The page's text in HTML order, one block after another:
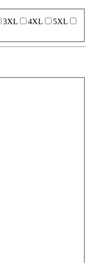
3XL 4XL
5XL